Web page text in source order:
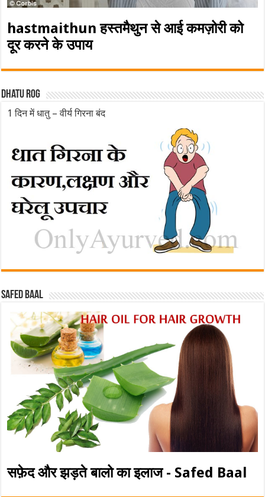
hastmaithun हस्तमैथुन से आई कमज़ोरी को
दूर करने के उपाय
Dhatu rog
1 दिन में धातु – वीर्य गिरना बंद
Safed baal
सफ़ेद और झड़ते बालो का इलाज - Safed Baal